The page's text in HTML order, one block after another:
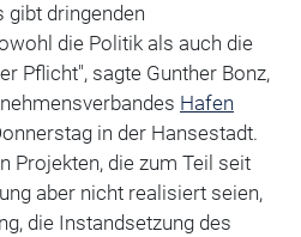
gibt dringenden
die Politik als auch die
Pflicht", sagte Gunther Bonz,
Hafen
in der Hansestadt.
Projekten, die zum Teil seit
aber nicht realisiert seien,
die Instandsetzung des